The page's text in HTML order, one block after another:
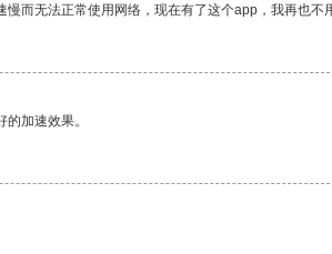
而无法正常使用网络，现在有了这个app，我再也不
加速效果。